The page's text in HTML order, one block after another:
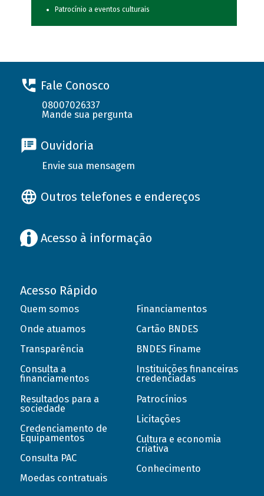
Patrocínio a eventos culturais
Fale Conosco
08007026337
Mande sua pergunta
Ouvidoria
Envie sua mensagem
Outros telefones e endereços
Acesso à informação
Acesso Rápido
Quem somos
Onde atuamos
Transparência
Consulta a
financiamentos
Resultados para a
sociedade
Credenciamento de
Equipamentos
Consulta PAC
Moedas contratuais
Financiamentos
Cartão BNDES
BNDES Finame
Instituições financeiras
credenciadas
Patrocínios
Licitações
Cultura e economia
criativa
Conhecimento